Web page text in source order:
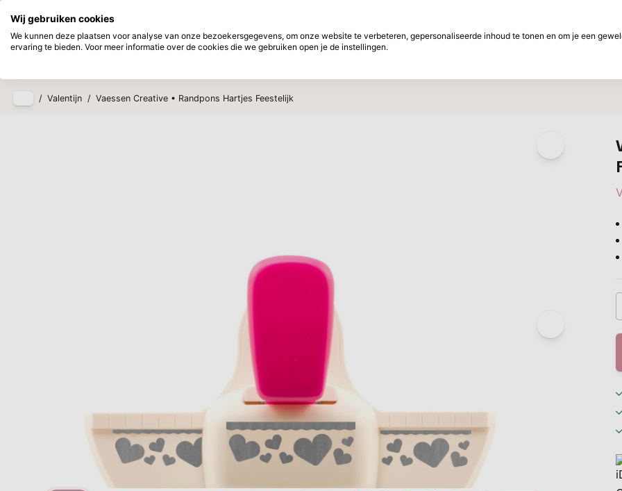
Ga naar hoofdinhoud
Verwacht Merken
/ Valentijn / Vaessen Creative • Randpons Hartjes Feestelijk
Wij gebruiken cookies
We kunnen deze plaatsen voor analyse van onze bezoekersgegevens, om onze website te verbeteren, gepersonaliseerde inhoud te tonen en om je een
ervaring te bieden. Voor meer informatie over de cookies die we gebruiken open je de instellingen.